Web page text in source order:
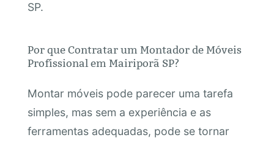
SP.
Por que Contratar um Montador de Móveis
Profissional em Mairiporã SP?
Montar móveis pode parecer uma tarefa
simples, mas sem a experiência e as
ferramentas adequadas, pode se tornar